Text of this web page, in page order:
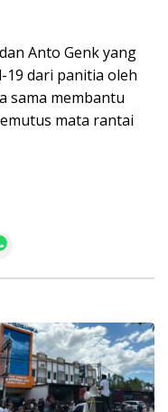
Anto Genk yang
dari panitia oleh
sama membantu
mata rantai